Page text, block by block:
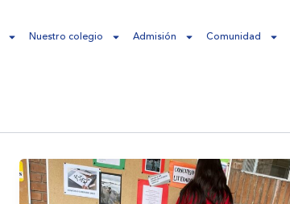
Nuestro colegio Admisión Comunidad